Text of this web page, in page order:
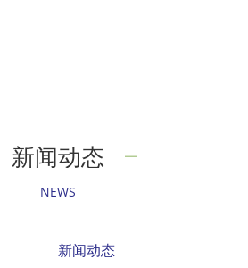
新闻动态
NEWS
新闻动态